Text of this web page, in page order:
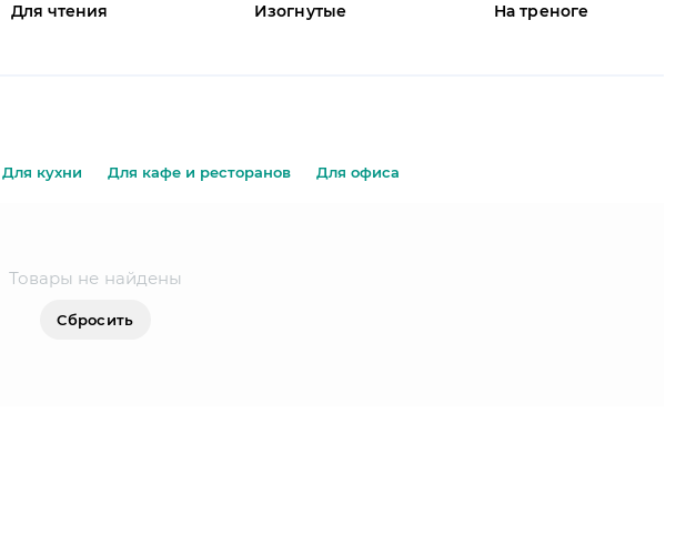
Для чтения Изогнутые На треноге
Для кухни Для кафе и ресторанов Для офиса
Товары не найдены
Сбросить